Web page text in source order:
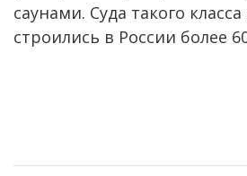
саунами. Суда такого
строились в России более